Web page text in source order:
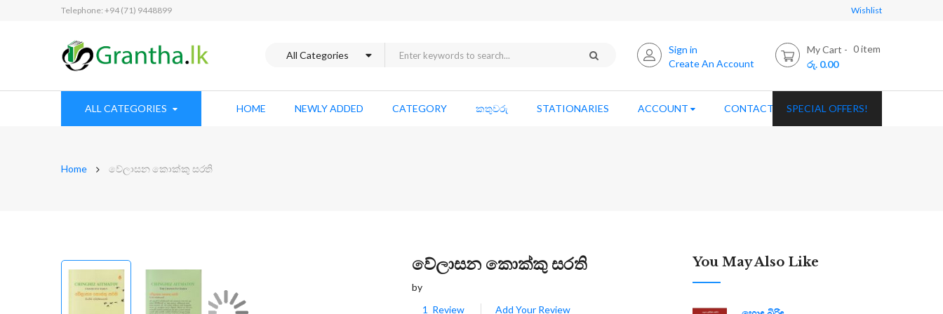
Telephone: +94 (71) 9448899 Wishlist
Sign in
Create An Account
My Cart 0item
රු. 0.00
ALL CATEGORIES HOME NEWLY ADDED CATEGORY කතුවරු STATIONARIES ACCOUNT CONTACT USSPECIAL OFFERS!
Home වේලාසන කොක්කු සරති
වේලාසන කොක්කු සරති
by
1 Review Add Your Review
Skip
the
beginning
You May Also Like